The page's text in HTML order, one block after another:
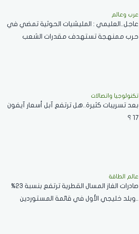
عرب وعالم
عاجل..العليمي : المليشيات الحوثية تمضي في
حرب ممنهجة تستهدف مقدرات الشعب
تكنولوجيا واتصالات
بعد تسريبات كثيرة..هل ترتفع آبل أسعار آيفون
17 ؟
عالم الطاقة
صادرات الغاز المسال القطرية ترتفع بنسبة 23%
..وبلد خليجي الأول في قائمة المستوردين